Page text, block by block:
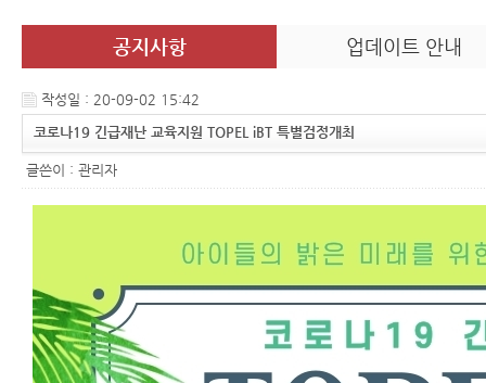
공지사항 업데이트 안내
작성일 : 20-09-02 15:42
코로나19 긴급재난 교육지원 TOPEL iBT 특별검정개최
글쓴이 : 관리자